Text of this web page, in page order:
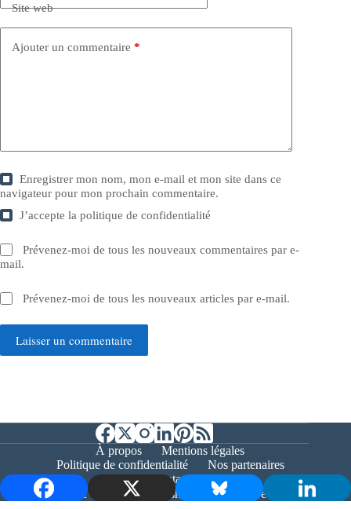
Site web
Ajouter un commentaire *
Enregistrer mon nom, mon e-mail et mon site dans ce
navigateur pour mon prochain commentaire.
J’accepte lapolitique de confidentialité
Prévenez-moi de tous les nouveaux commentaires par e-
mail.
Prévenez-moi de tous les nouveaux articles par e-mail.
Laisser un commentaire
À propos
Mentions légales
Politique de confidentialité
Nos partenaires
Contact
Copyright © 2026 - Bernieshoot.fr Journal Web